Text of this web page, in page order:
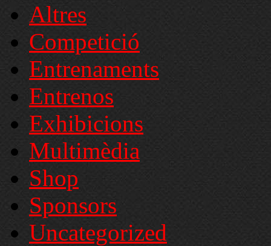
Altres
Competició
Entrenaments
Entrenos
Exhibicions
Multimèdia
Shop
Sponsors
Uncategorized